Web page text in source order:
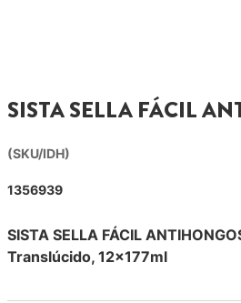
SISTA SELLA FÁCIL
(SKU/IDH)
1356939
SISTA SELLA FÁCIL
Translúcido, 12x177ml